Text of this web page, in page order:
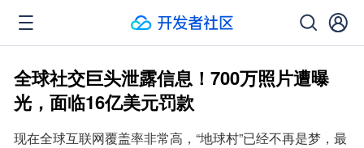
全球社交巨头泄露信息！700万照片遭曝
光，面临16亿美元罚款
现在全球互联网覆盖率非常高，“地球村”已经不再是梦，最